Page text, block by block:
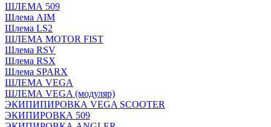
ШЛЕМА 509
Шлема AIM
Шлема LS2
ШЛЕМА MOTOR FIST
Шлема RSV
Шлема RSX
Шлема SPARX
ШЛЕМА VEGA
ШЛЕМА VEGA (модуляр)
ЭКИПИПИРОВКА VEGA SCOOTER
ЭКИПИРОВКА 509